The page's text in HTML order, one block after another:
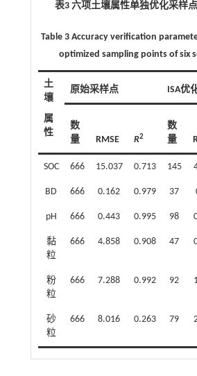
表3 六项土壤属性单独优化采样
Table 3 Accuracy verification
optimized sampling points of six
土
壤
属
性
原始采样点
ISA优
数
量
RMSE R2
数
量
SOC 666 15.037 0.713 145
BD 666 0.162 0.979 37
pH 666 0.443 0.995 98
黏
粒
666 4.858 0.908 47
粉
粒
666 7.288 0.992 92
砂
粒
666 8.016 0.263 79